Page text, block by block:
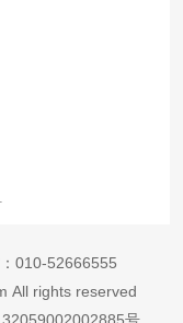
010-52666555
All rights reserved
号